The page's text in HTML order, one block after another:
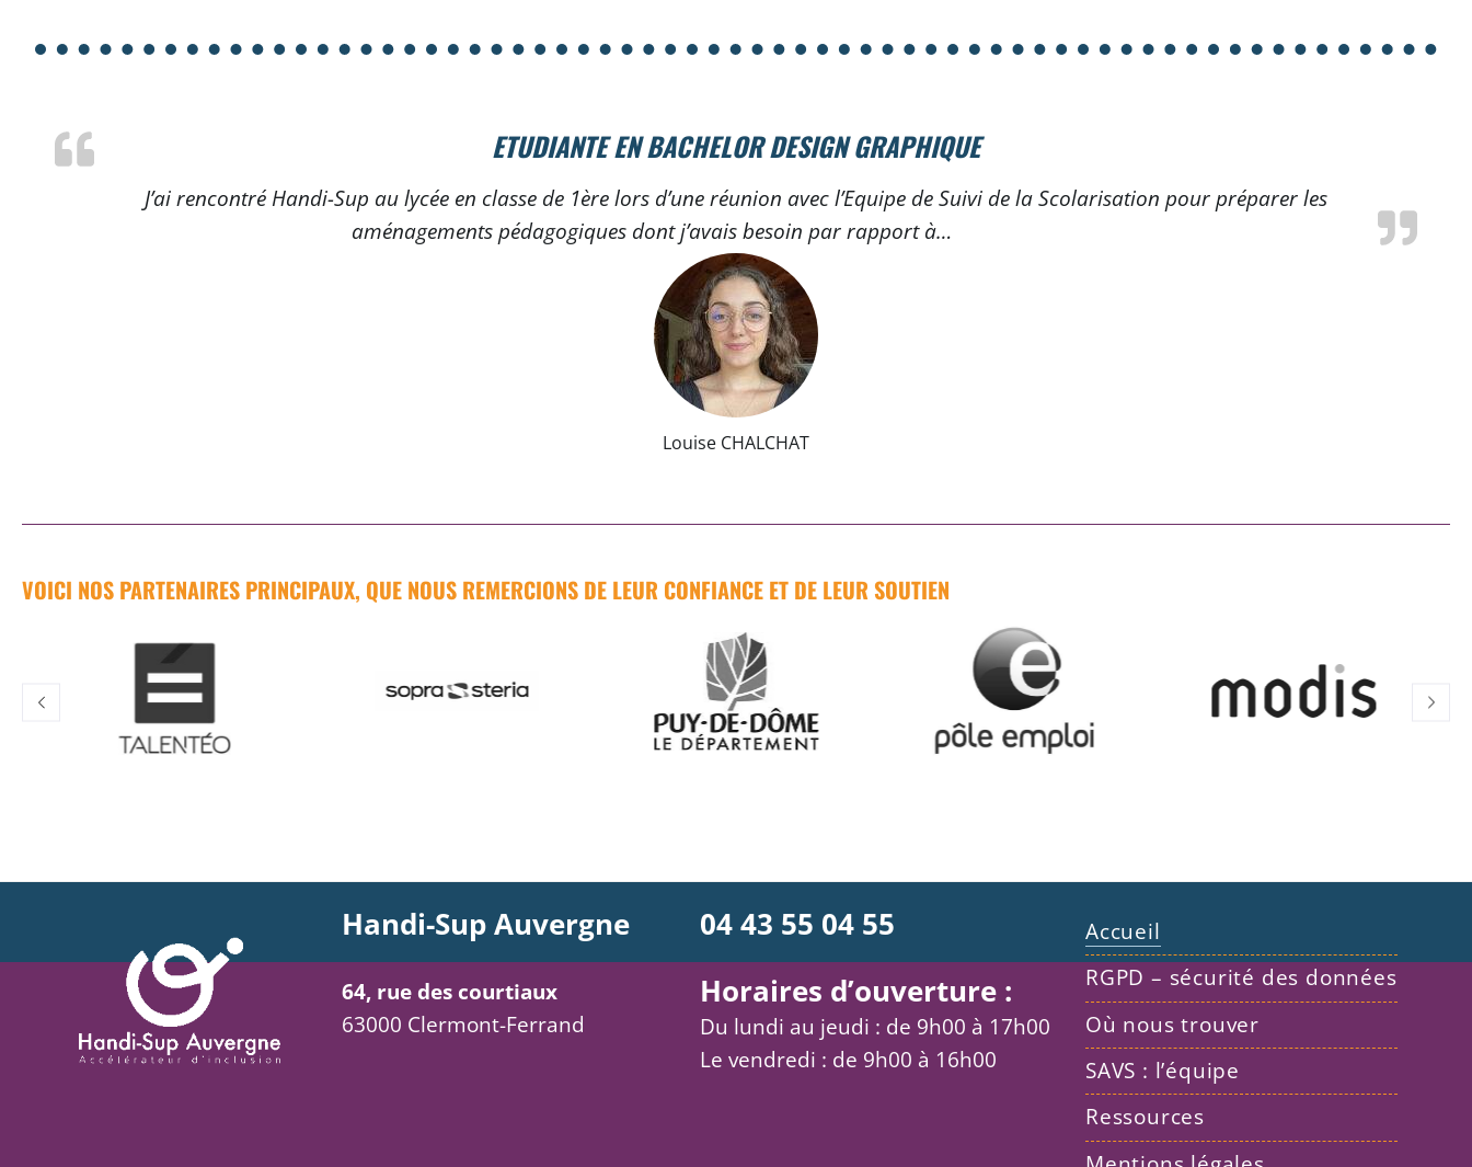
ETUDIANTE EN BACHELOR DESIGN GRAPHIQUE
J’ai rencontré Handi-Sup au lycée en classe de 1ère lors d’une réunion avec l’Equipe de Suivi de la Scolarisation pour préparer les
aménagements pédagogiques dont j’avais besoin par rapport à…
« Etudiante en Bachelor Design
Louise CHALCHAT
VOICI NOS PARTENAIRES PRINCIPAUX, QUE NOUS REMERCIONS DE LEUR CONFIANCE ET DE LEUR SOUTIEN
Handi-Sup Auvergne
64, rue des courtiaux
63000 Clermont-Ferrand
04 43 55 04 55
Horaires d’ouverture :
Du lundi au jeudi : de 9h00 à 17h00
Le vendredi : de 9h00 à 16h00
Accueil
RGPD – sécurité des données
Où nous trouver
SAVS : l’équipe
Ressources